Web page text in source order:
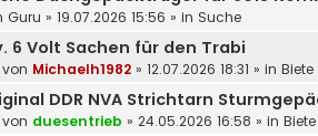
Guru » 19.07.2026 15:56 » in Suche
6 Volt Sachen für den Trabi
von Michaelh1982 » 12.07.2026 18:31 » in Biete
DDR NVA Strichtarn
von duesentrieb » 24.05.2026 16:58 » in Biete